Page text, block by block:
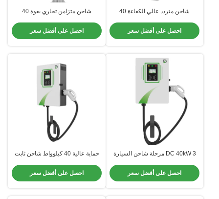
شاحن متردد عالي الكفاءة 40
معتمد من قبل CE
احصل على أفضل سعر
شاحن متزامن تجاري بقوة 40
التجارية
احصل على أفضل سعر
DC 40kW 3 مرحلة شاحن السيارة
CHAdemo بندقية واحدة
احصل على أفضل سعر
حماية عالية 40 كيلوواط شاحن ثابت
احصل على أفضل سعر